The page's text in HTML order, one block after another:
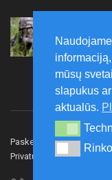
rinktinė
2026-
Paskelbk naujieną
Privatumo politika
mūsų
slapukus
aktualūs.
Techniniai